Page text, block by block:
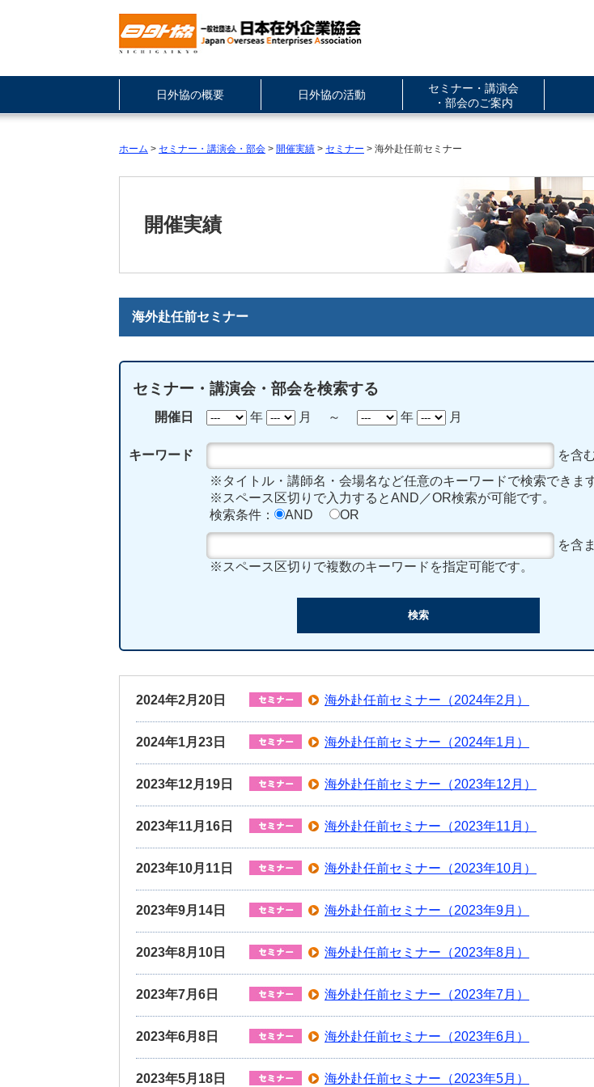
日外協の概要 日外協の活動
セミナー・講演会
・部会のご案内
ホーム > セミナー・講演会・部会 > 開催実績 > セミナー > 海外赴任前セミナー
開催実績
海外赴任前セミナー
セミナー・講演会・部会を検索する
開催日 年 月 ～ 年 月
キーワード
を含
※タイトル・講師名・会場名など任意のキーワードで検索できます
※スペース区切りで入力するとAND／OR検索が可能です。
検索条件：
AND OR
を含
※スペース区切りで複数のキーワードを指定可能です。
2024年2月20日 海外赴任前セミナー（2024年2月）
2024年1月23日 海外赴任前セミナー（2024年1月）
2023年12月19日 海外赴任前セミナー（2023年12月）
2023年11月16日 海外赴任前セミナー（2023年11月）
2023年10月11日 海外赴任前セミナー（2023年10月）
2023年9月14日 海外赴任前セミナー（2023年9月）
2023年8月10日 海外赴任前セミナー（2023年8月）
2023年7月6日 海外赴任前セミナー（2023年7月）
2023年6月8日 海外赴任前セミナー（2023年6月）
2023年5月18日 海外赴任前セミナー（2023年5月）